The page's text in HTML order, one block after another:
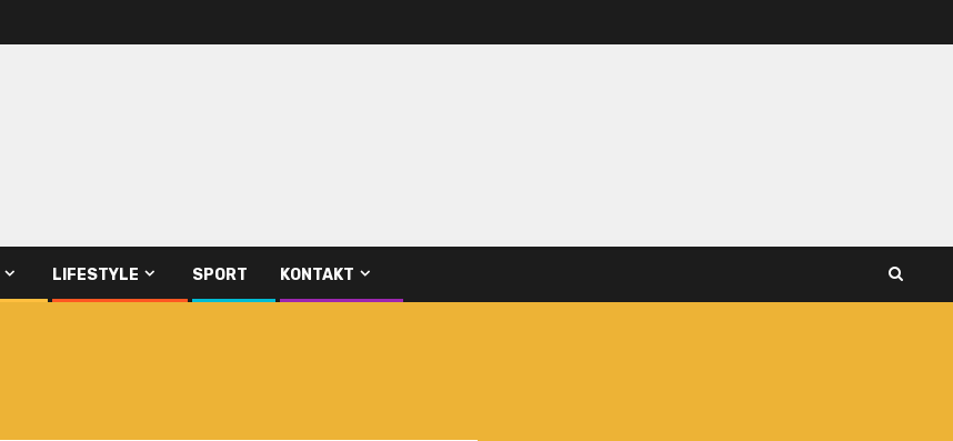
LIFESTYLE SPORT KONTAKT